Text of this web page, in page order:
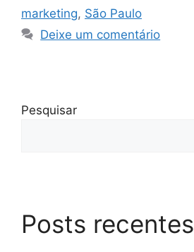
marketing, São Paulo
Deixe um comentário
Pesquisar
Posts recentes